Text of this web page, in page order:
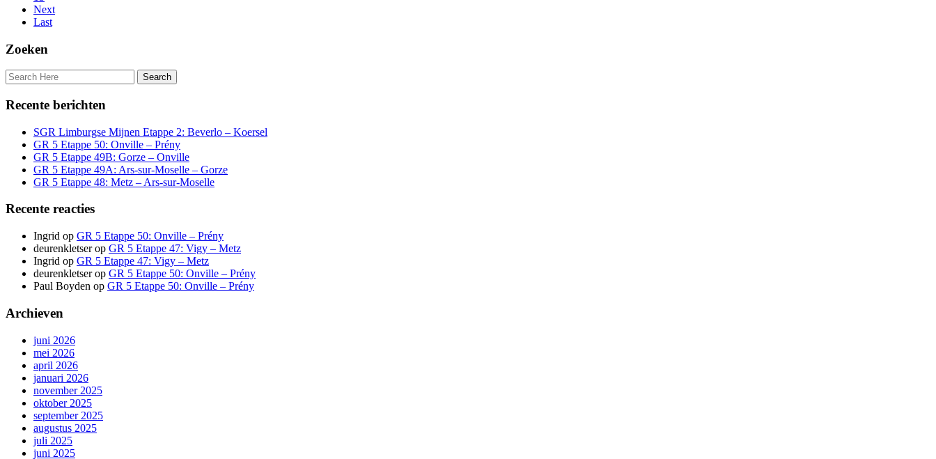
Next
Last
Zoeken
Recente berichten
SGR Limburgse Mijnen Etappe 2: Beverlo – Koersel
GR 5 Etappe 50: Onville – Prény
GR 5 Etappe 49B: Gorze – Onville
GR 5 Etappe 49A: Ars-sur-Moselle – Gorze
GR 5 Etappe 48: Metz – Ars-sur-Moselle
Recente reacties
Ingrid op GR 5 Etappe 50: Onville – Prény
deurenkletserop GR 5 Etappe 47: Vigy – Metz
Ingrid op GR 5 Etappe 47: Vigy – Metz
deurenkletserop GR 5 Etappe 50: Onville – Prény
Paul Boyden op GR 5 Etappe 50: Onville – Prény
Archieven
juni 2026
mei 2026
april 2026
januari 2026
november 2025
oktober 2025
september 2025
augustus 2025
juli 2025
juni 2025